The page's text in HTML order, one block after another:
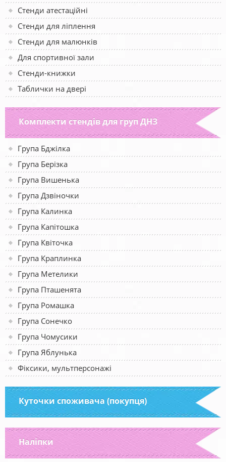
Стенди атестаційні
Стенди для ліплення
Стенди для малюнків
Для спортивної зали
Стенди-книжки
Таблички на двері
Комплекти стендів для груп ДНЗ
Група Бджілка
Група Берізка
Група Вишенька
Група Дзвіночки
Група Калинка
Група Капітошка
Група Квіточка
Група Краплинка
Група Метелики
Група Пташенята
Група Ромашка
Група Сонечко
Група Чомусики
Група Яблунька
Фіксики, мультперсонажі
Куточки споживача (покупця)
Наліпки